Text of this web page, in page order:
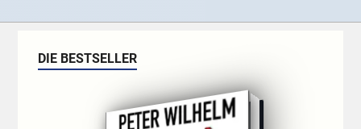
DIE BESTSELLER